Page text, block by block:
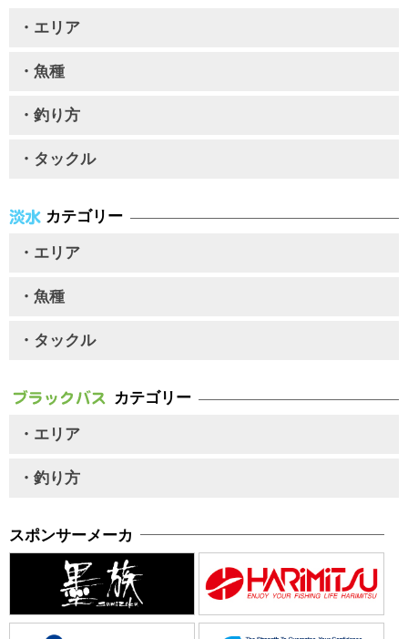
・エリア
・魚種
・釣り方
・タックル
カテゴリー
・エリア
・魚種
・タックル
カテゴリー
・エリア
・釣り方
スポンサーメーカ